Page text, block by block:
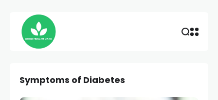
Symptoms of Diabetes